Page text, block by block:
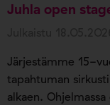
Juhla open
Järjestämme 15-
tapahtuman
alkaen.